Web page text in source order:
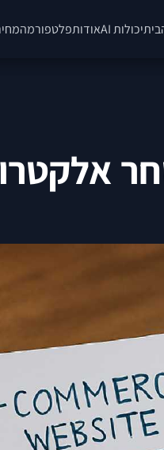
יכולות AI אודותפלטפורמה